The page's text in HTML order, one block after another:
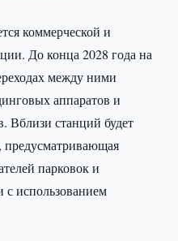
коммерческой и
До конца 2028 года на
между ними
аппаратов и
Вблизи станций будет
предусматривающая
парковок и
с использованием